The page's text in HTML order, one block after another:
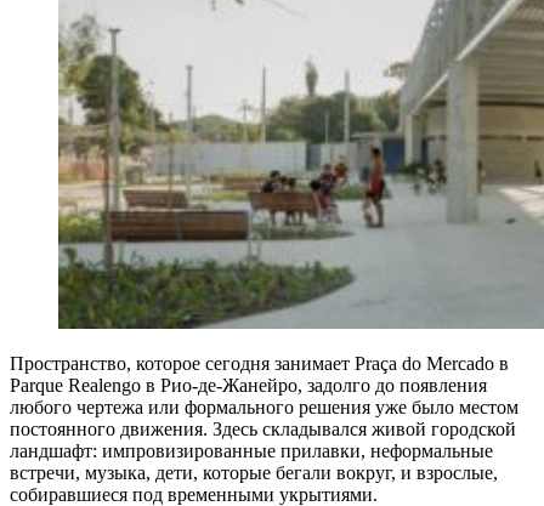
Пространство, которое сегодня занимает Praça do Mercado в
Parque Realengo в Рио-де-Жанейро, задолго до появления
любого чертежа или формального решения уже было местом
постоянного движения. Здесь складывался живой городской
ландшафт: импровизированные прилавки, неформальные
встречи, музыка, дети, которые бегали вокруг, и взрослые,
собиравшиеся под временными укрытиями.